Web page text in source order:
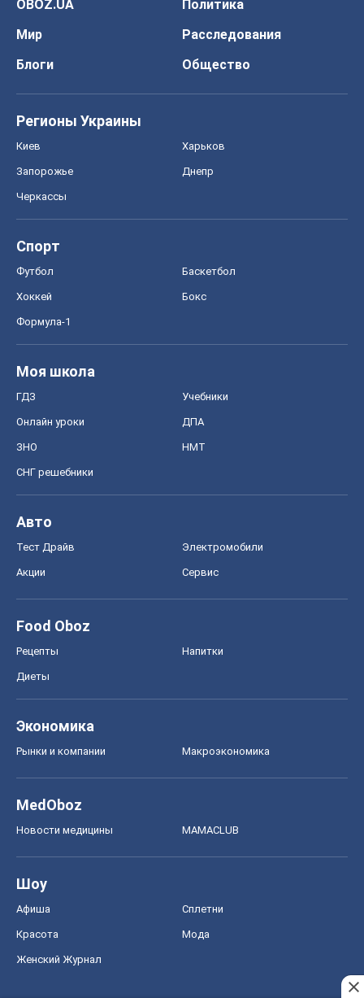
OBOZ.UA
Политика
Мир
Расследования
Блоги
Общество
Регионы Украины
Киев Харьков
Запорожье Днепр
Черкассы
Спорт
Футбол Баскетбол
Хоккей Бокс
Формула-1
Моя школа
ГДЗ Учебники
Онлайн уроки ДПА
ЗНО НМТ
СНГ решебники
Авто
Тест Драйв Электромобили
Акции Сервис
Food Oboz
Рецепты Напитки
Диеты
Экономика
Рынки и компании Mакроэкономика
MedOboz
Новости медицины MAMACLUB
Шоу
Афиша Сплетни
Красота Мода
Женский Журнал